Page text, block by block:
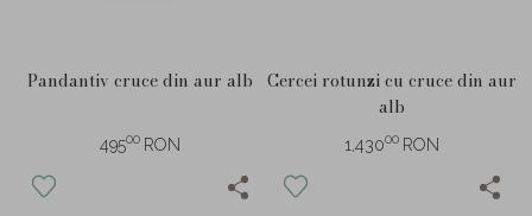
Pandantiv cruce din aur alb
49500 RON
Cercei rotunzi cu cruce din aur
alb
1,43000 RON